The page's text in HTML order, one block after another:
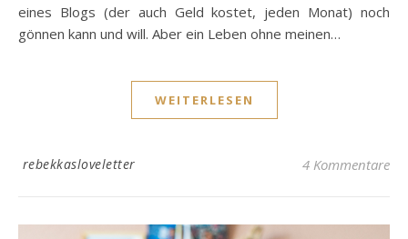
eines Blogs (der auch Geld kostet, jeden Monat) noch
gönnen kann und will. Aber ein Leben ohne meinen…
WEITERLESEN
rebekkasloveletter 4 Kommentare